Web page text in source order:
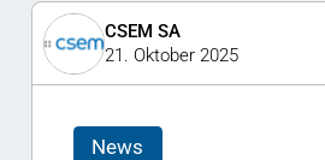
CSEM SA
21. Oktober 2025
News